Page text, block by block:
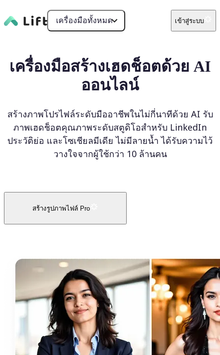
เครื่องมือทั้งหมด เข้าสู่ระบบ
เครื่องมือสร้างเฮดช็อตด้วย AI
ออนไลน์
สร้างภาพโปรไฟล์ระดับมืออาชีพในไม่กี่นาทีด้วย AI รับ
ภาพเฮดช็อตคุณภาพระดับสตูดิโอสำหรับ LinkedIn
ประวัติย่อ และโซเชียลมีเดีย ไม่มีลายน้ำ ได้รับความไว้
วางใจจากผู้ใช้กว่า 10 ล้านคน
สร้างรูปภาพไฟล์ Pro